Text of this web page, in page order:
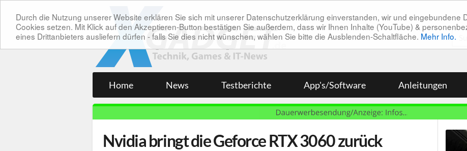
Durch die Nutzung unserer Website erklären Sie sich mit unserer Datenschutzerklärung einverstanden, wir und eingebundene
Cookies setzen. Mit Klick auf den Akzeptieren-Button bestätigen Sie außerdem, dass wir Ihnen Inhalte (YouTube) &
eines Drittanbieters ausliefern dürfen - falls Sie dies nicht wünschen, wählen Sie bitte die Ausblenden-Schaltfläche. Mehr Info.
Home News Testberichte App's/Software Anleitungen
Nvidia bringt die Geforce RTX 3060 zurück